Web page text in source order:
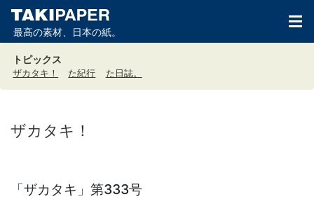
最高の素材、日本の紙。
トピックス
ザカタキ！ た紀行 た日誌。
ザカタキ！
「ザカタキ」第333号